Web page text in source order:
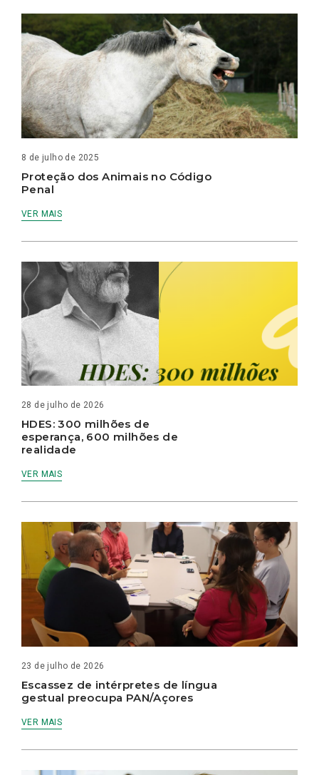
8 de julho de 2025
Proteção dos Animais no Código
Penal
VER MAIS
28 de julho de 2026
HDES: 300 milhões de
esperança, 600 milhões de
realidade
VER MAIS
23 de julho de 2026
Escassez de intérpretes de língua
gestual preocupa PAN/Açores
VER MAIS